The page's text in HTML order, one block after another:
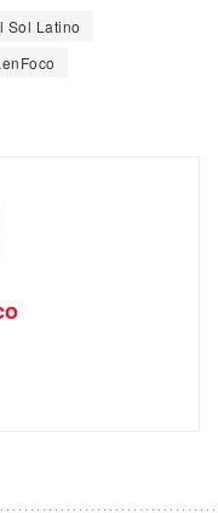
Sol Latino